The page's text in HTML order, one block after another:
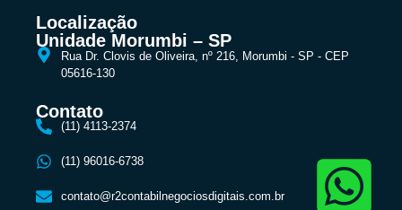
Localização
Unidade Morumbi – SP
Rua Dr. Clovis de Oliveira, nº 216, Morumbi - SP - CEP
05616-130
Contato
(11) 4113-2374
(11) 96016-6738
contato@r2contabilnegociosdigitais.com.br